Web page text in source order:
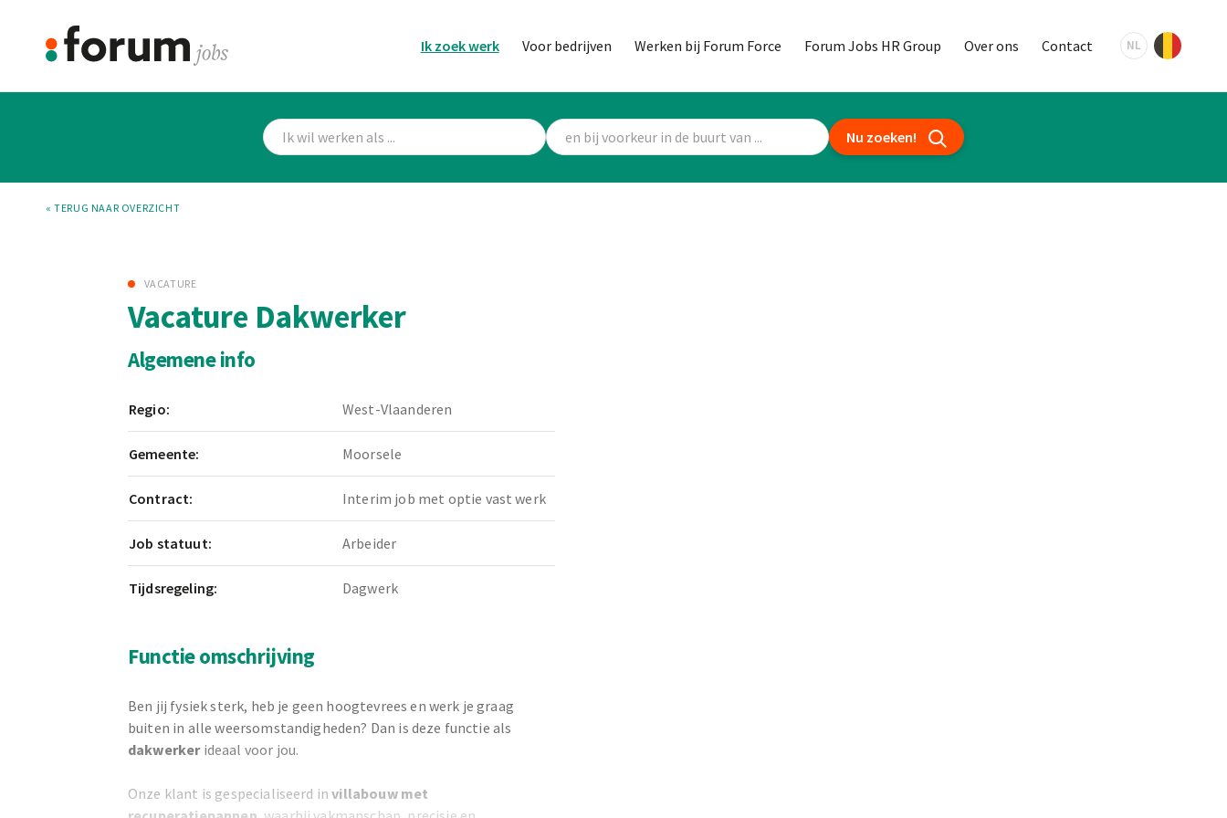
Ik zoek werk Voor bedrijven Werken bij Forum Force Forum Jobs HR Group Over ons Contact NL
Nu zoeken!
« TERUG NAAR OVERZICHT
VACATURE
Vacature Dakwerker
Algemene info
Regio: West-Vlaanderen
Gemeente: Moorsele
Contract: Interim job met optie vast werk
Job statuut: Arbeider
Tijdsregeling: Dagwerk
Functie omschrijving
Ben jij fysiek sterk, heb je geen hoogtevrees en werk je graag
buiten in alle weersomstandigheden? Dan is deze functie als
dakwerkerideaal voor jou.
Onze klant is gespecialiseerd invillabouw met